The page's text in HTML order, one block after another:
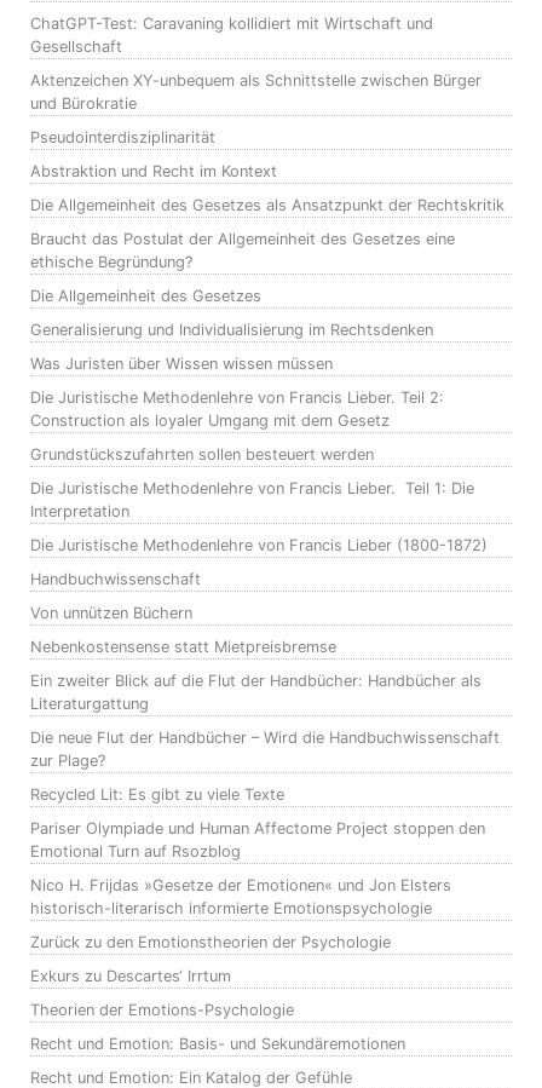
ChatGPT-Test: Caravaning kollidiert mit Wirtschaft und
Gesellschaft
Aktenzeichen XY-unbequem als Schnittstelle zwischen Bürger
und Bürokratie
Pseudointerdisziplinarität
Abstraktion und Recht im Kontext
Die Allgemeinheit des Gesetzes als Ansatzpunkt der Rechtskritik
Braucht das Postulat der Allgemeinheit des Gesetzes eine
ethische Begründung?
Die Allgemeinheit des Gesetzes
Generalisierung und Individualisierung im Rechtsdenken
Was Juristen über Wissen wissen müssen
Die Juristische Methodenlehre von Francis Lieber. Teil 2:
Construction als loyaler Umgang mit dem Gesetz
Grundstückszufahrten sollen besteuert werden
Die Juristische Methodenlehre von Francis Lieber. Teil 1: Die
Interpretation
Die Juristische Methodenlehre von Francis Lieber (1800-1872)
Handbuchwissenschaft
Von unnützen Büchern
Nebenkostensense statt Mietpreisbremse
Ein zweiter Blick auf die Flut der Handbücher: Handbücher als
Literaturgattung
Die neue Flut der Handbücher – Wird die Handbuchwissenschaft
zur Plage?
Recycled Lit: Es gibt zu viele Texte
Pariser Olympiade und Human Affectome Project stoppen den
Emotional Turn auf Rsozblog
Nico H. Frijdas »Gesetze der Emotionen« und Jon Elsters
historisch-literarisch informierte Emotionspsychologie
Zurück zu den Emotionstheorien der Psychologie
Exkurs zu Descartes‘ Irrtum
Theorien der Emotions-Psychologie
Recht und Emotion: Basis- und Sekundäremotionen
Recht und Emotion: Ein Katalog der Gefühle